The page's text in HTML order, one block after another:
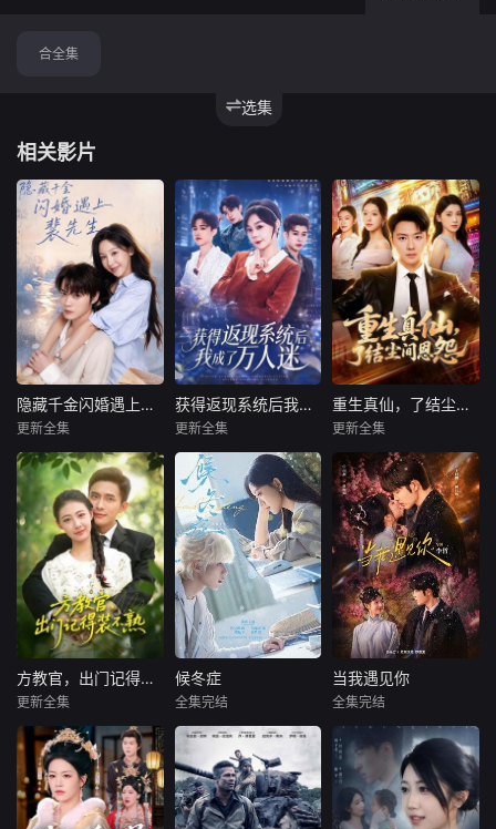
选集
合全集
相关影片
隐藏千金闪婚遇上裴先生
暂无内容
隐藏千金闪婚遇上裴先生
更新全集
获得返现系统后我成了万人迷
暂无内容
获得返现系统后我成了万人迷
更新全集
重生真仙，了结尘间恩怨
暂无内容
重生真仙，了结尘间恩怨
更新全集
方教官，出门记得装不熟
暂无内容
方教官，出门记得装不熟
更新全集
候冬症
暂无简介
候冬症
全集完结
当我遇见你
暂无简介
当我遇见你
全集完结